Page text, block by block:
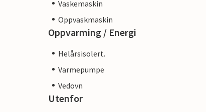
Vaskemaskin
Oppvaskmaskin
Oppvarming / Energi
Helårsisolert.
Varmepumpe
Vedovn
Utenfor